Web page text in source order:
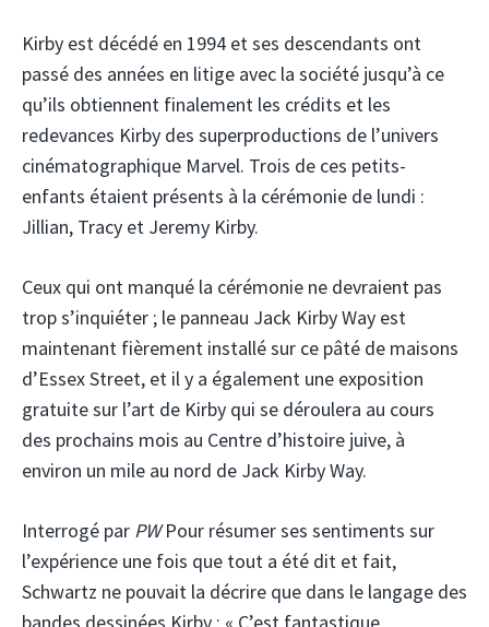
Kirby est décédé en 1994 et ses descendants ont
passé des années en litige avec la société jusqu’à ce
qu’ils obtiennent finalement les crédits et les
redevances Kirby des superproductions de l’univers
cinématographique Marvel. Trois de ces petits-
enfants étaient présents à la cérémonie de lundi :
Jillian, Tracy et Jeremy Kirby.
Ceux qui ont manqué la cérémonie ne devraient pas
trop s’inquiéter ; le panneau Jack Kirby Way est
maintenant fièrement installé sur ce pâté de maisons
d’Essex Street, et il y a également une exposition
gratuite sur l’art de Kirby qui se déroulera au cours
des prochains mois au Centre d’histoire juive, à
environ un mile au nord de Jack Kirby Way.
Interrogé par PWPour résumer ses sentiments sur
l’expérience une fois que tout a été dit et fait,
Schwartz ne pouvait la décrire que dans le langage des